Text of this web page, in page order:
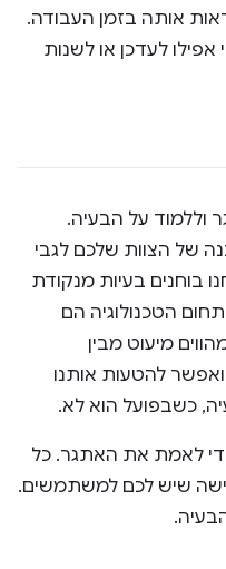
אותה בזמן העבודה.
אפילו לעדכן או לשנות
על הבעיה.
של הצוות שלכם לגבי
בוחנים בעיות מנקודת
הטכנולוגיה הם
מיעוט מבין
להטעות אותנו
כשבפועל הוא לא.
כדי לאמת את האתגר. כל
שיש לכם למשתמשים.